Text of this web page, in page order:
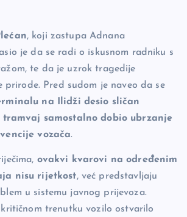
, koji zastupa Adnana
je da se radi o iskusnom radniku s
te da je uzrok tragedije
prirode. Pred sudom je naveo da se
na Ilidži desio sličan
tramvaj samostalno dobio ubrzanje
vozača.
ovakvi kvarovi na određenim
nisu rijetkost, već predstavljaju
u sistemu javnog prijevoza.
trenutku vozilo ostvarilo